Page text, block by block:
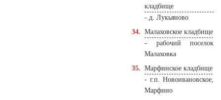
кладбище
- д. Лукьяново
Малаховское кладбище
- рабочий поселок
Малаховка
Марфинское кладбище
- г.п. Новоивановское,
Марфино